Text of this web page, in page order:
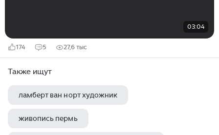
03:04
174 5 27,6 тыс
Также ищут
ламберт ван норт художник
живопись пермь